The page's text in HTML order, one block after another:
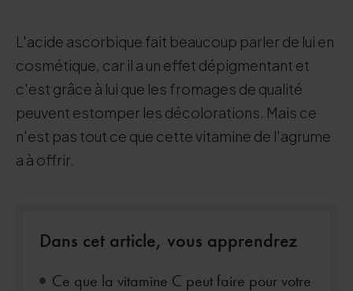
L'acide ascorbique fait beaucoup parler de lui en
cosmétique, car il a un effet dépigmentant et
c'est grâce à lui que les fromages de qualité
peuvent estomper les décolorations. Mais ce
n'est pas tout ce que cette vitamine de l'agrume
a à offrir.
Dans cet article, vous apprendrez
Ce que la vitamine C peut faire pour votre